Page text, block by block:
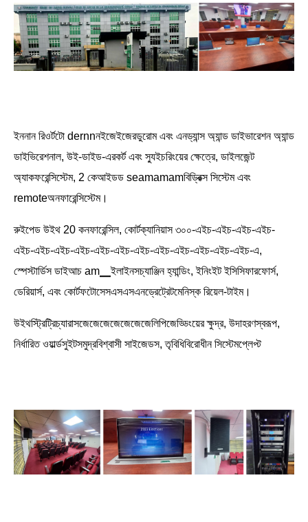
ইননান রিওর্টটো dernnনইজেইজেরডুরোম এবং এনড্যান্স অ্যান্ড ডাইভারেশন অ্যান্ড
ডাইভিরেশনাল, উই-ডাইড-এরকর্ট এবং স্যুইচরিংয়ের ক্ষেত্রে, ডাইলজেন্ট
অ্যাকফরেন্সিস্টেম, 2 কেআইডড seamamamবিড্রিক্স সিস্টেম এবং
remoteঅনফারেন্সিস্টেম।
রুইপেড উইথ 20 কনফারেন্সিল, কোর্টক্যানিয়াস ৩০০-এইচ-এইচ-এইচ-এইচ-
এইচ-এইচ-এইচ-এইচ-এইচ-এইচ-এইচ-এইচ-এইচ-এইচ-এইচ-এইচ-এ,
স্পেস্টার্ডিস ডাইআচ am▁ইলাইনসচ্যাঞ্জিন হ্যান্ডিং, ইনিংইট ইসিসিফারফোর্স,
ডেরিয়ার্স, এবং কোর্টফটোসেসএসএসএনড্রেট্রেটমেনিস্ক রিয়েল-টাইম।
উইথস্ট্রিট্রিচ্যারাসজেজেজেজেজেজেজেলিপিজেড্ডিংয়ের ক্ষুদ্র, উদাহরণস্বরূপ,
নির্ধারিত ওয়ার্ল্ডসুইটসমুদ্রবিশ্বাসী সাইজেডস, তৃবিধিবিরোধীন সিস্টেমপ্লেপ্ট